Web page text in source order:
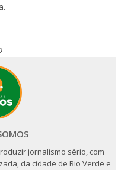
jornalismo sério, com
da cidade de Rio Verde e